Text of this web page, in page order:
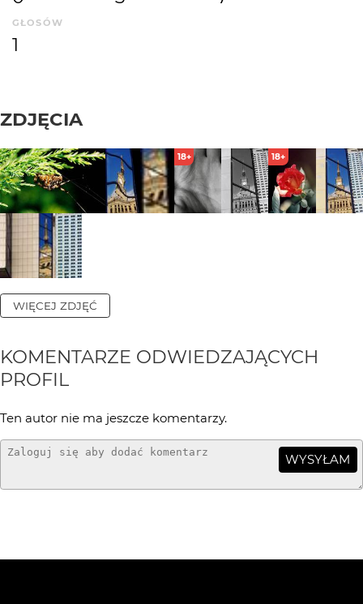
GŁOSÓW
1
ZDJĘCIA
18+ 18+
WIĘCEJ ZDJĘĆ
KOMENTARZE ODWIEDZAJĄCYCH
PROFIL
Ten autor nie ma jeszcze komentarzy.
WYSYŁAM